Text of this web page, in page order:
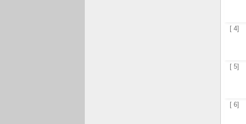
[ 4]
[ 5]
[ 6]